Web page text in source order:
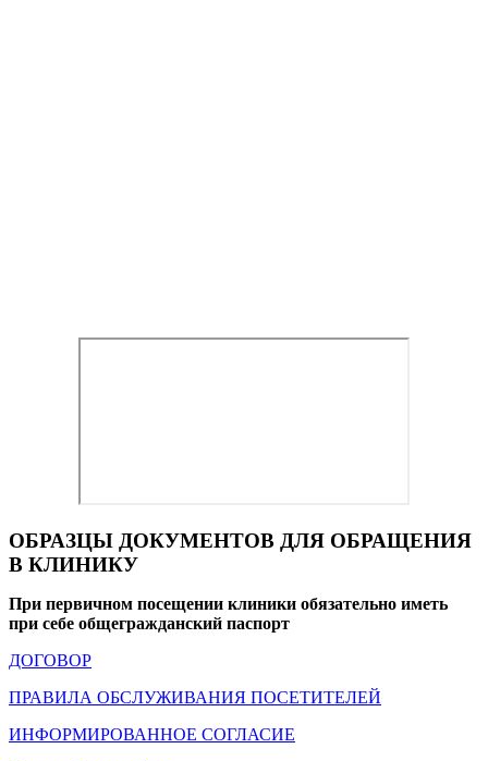
ОБРАЗЦЫ ДОКУМЕНТОВ ДЛЯ ОБРАЩЕНИЯ
В КЛИНИКУ
При первичном посещении клиники обязательно иметь
при себе общегражданский паспорт
ДОГОВОР
ПРАВИЛА ОБСЛУЖИВАНИЯ ПОСЕТИТЕЛЕЙ
ИНФОРМИРОВАННОЕ СОГЛАСИЕ